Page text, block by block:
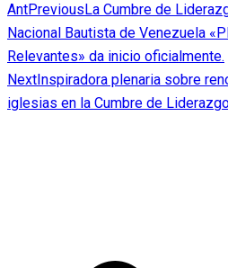
AntPrevious La Cumbre de
Nacional Bautista de Venezuela
Relevantes» da inicio oficialmente.
Next Inspiradora plenaria sobre
iglesias en la Cumbre de